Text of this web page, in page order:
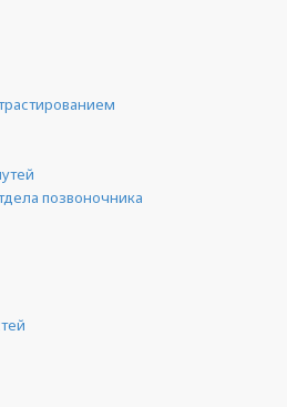
позвоночника